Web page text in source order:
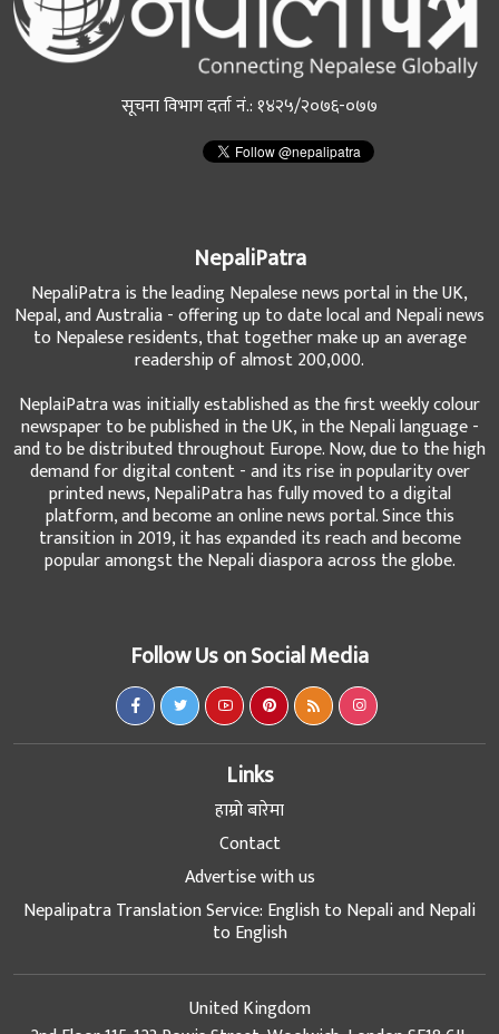
सूचना विभाग दर्ता नं.: १४२५/२०७६-०७७
NepaliPatra
NepaliPatra is the leading Nepalese news portal in the UK,
Nepal, and Australia - offering up to date local and Nepali news
to Nepalese residents, that together make up an average
readership of almost 200,000.
NeplaiPatra was initially established as the first weekly colour
newspaper to be published in the UK, in the Nepali language -
and to be distributed throughout Europe. Now, due to the high
demand for digital content - and its rise in popularity over
printed news, NepaliPatra has fully moved to a digital
platform, and become an online news portal. Since this
transition in 2019, it has expanded its reach and become
popular amongst the Nepali diaspora across the globe.
Follow Us on Social Media
Links
हाम्रो बारेमा
Contact
Advertise with us
Nepalipatra Translation Service: English to Nepali and Nepali
to English
United Kingdom